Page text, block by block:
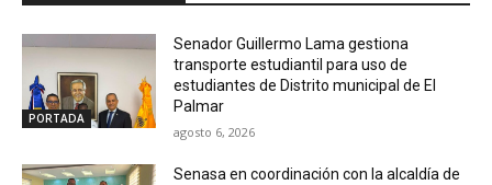
PORTADA
Senador Guillermo Lama gestiona
transporte estudiantil para uso de
estudiantes de Distrito municipal de El
Palmar
agosto 6, 2026
Senasa en coordinación con la alcaldía de